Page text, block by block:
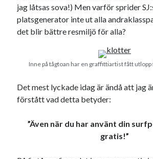
jag låtsas sova!) Men varför sprider
platsgenerator inte ut alla
det blir bättre resmiljö för alla?
Inne på tågtoan har en graffittiartist fått
Det mest lyckade idag är ändå att jag
förstått vad detta betyder:
”Även när du har använt din
gratis!”